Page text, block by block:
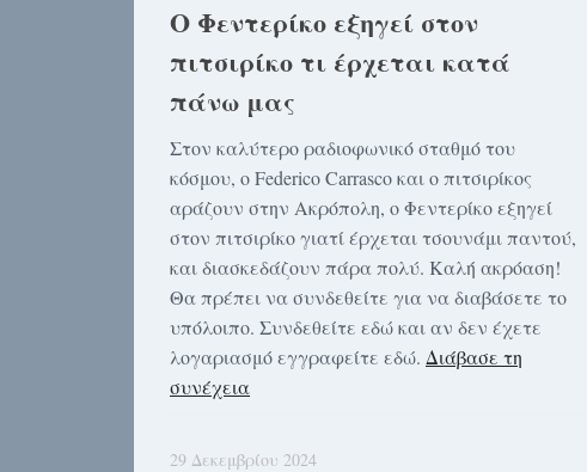
Ο Φεντερίκο εξηγεί στον
πιτσιρίκο τι έρχεται κατά
πάνω μας
Στον καλύτερο ραδιοφωνικό σταθμό του
κόσμου, ο Federico Carrasco και ο πιτσιρίκος
αράζουν στην Ακρόπολη, ο Φεντερίκο εξηγεί
στον πιτσιρίκο γιατί έρχεται τσουνάμι παντού,
και διασκεδάζουν πάρα πολύ. Καλή ακρόαση!
Θα πρέπει να συνδεθείτε για να διαβάσετε το
υπόλοιπο. Συνδεθείτε εδώ και αν δεν έχετε
λογαριασμό εγγραφείτε εδώ. Διάβασε τη
συνέχεια
29 Δεκεμβρίου 2024